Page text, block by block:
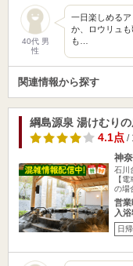
40代 男
性
一日楽しめる
か、ロウリュ
も…
関連情報から探す
綱島源泉 湯けむり
4.1点/
神
石川
【
の場
営
入
日